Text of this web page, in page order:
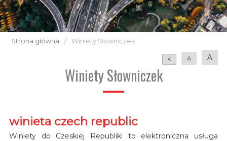
Strona główna / Winiety Słowniczek
A A A
Winiety Słowniczek
winieta czech republic
Winiety do Czeskiej Republiki to elektroniczna usługa